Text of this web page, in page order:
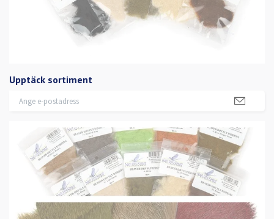
Upptäck sortiment